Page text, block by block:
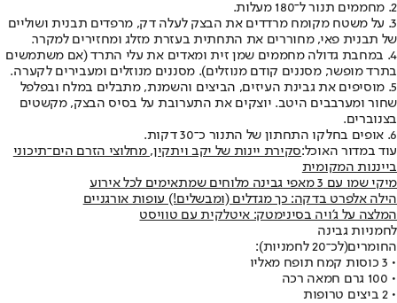
2. מחממים תנור ל־180 מעלות.
3. על משטח מקומח מרדדים את הבצק לעלה דק, מרפדים תבנית ושוליים
של תבנית פאי, מחוררים את התחתית בעזרת מזלג ומחזירים למקרר.
4. במחבת גדולה מחממים שמן זית ומאדים את עלי התרד (אם משתמשים
בתרד מופשר, מסננים קודם מנוזלים). מסננים מנוזלים ומעבירים לקערה.
5. מוסיפים את גבינת העיזים, הביצים והשמנת, מתבלים במלח ובפלפל
שחור ומערבבים היטב. יוצקים את התערובת על בסיס הבצק, מקשטים
בצנוברים.
6. אופים בחלקו התחתון של התנור כ־30 דקות.
עוד במדור האוכל:סקירת יינות של יקב ויתקין, מחלוצי הזרם הים־תיכוני
בייננות המקומית
מיקי שמו עם 3 מאפי גבינה מלוחים שמתאימים לכל אירוע
הילה אלפרט בדקה: כך מגדלים (ומבשלים!) עופות אורגניים
המלצה על ג'ויה בסינימטק: איטלקית עם טוויסט
לחמניות גבינה
החומרים(לכ־20 לחמניות):
• 3 כוסות קמח תופח מאליו
• 100 גרם חמאה רכה
• 2 ביצים טרופות